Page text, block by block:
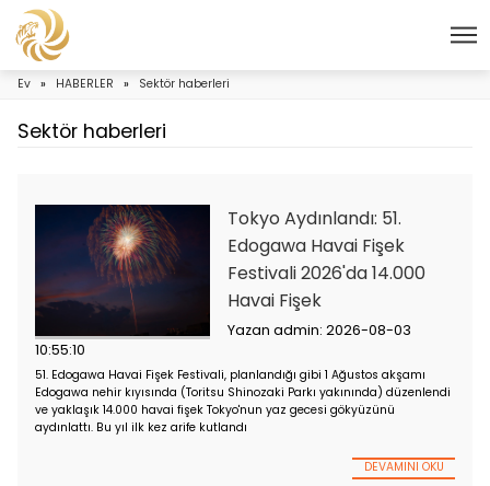
Tokyo Aydınlandı:
Edogawa Havai
Festivali 2026'da
Havai Fişek
Yazan admin: 2026-
10:55:10
51. Edogawa Havai Fişek Festivali, planlandığı gibi 1 Ağustos